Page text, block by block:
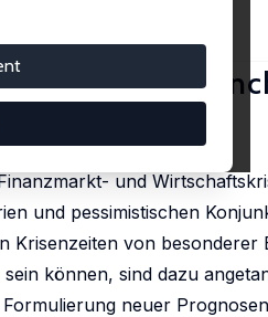
weniger
(2009), 86-90
und
und pessimistischen
Krisenzeiten von
können, sind dazu
neuer